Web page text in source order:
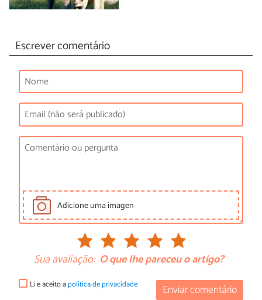
Escrever comentário
Adicione uma imagen
Sua avaliação: O que lhe pareceu o artigo?
Enviar comentário
Li e aceito apolítica de privacidade